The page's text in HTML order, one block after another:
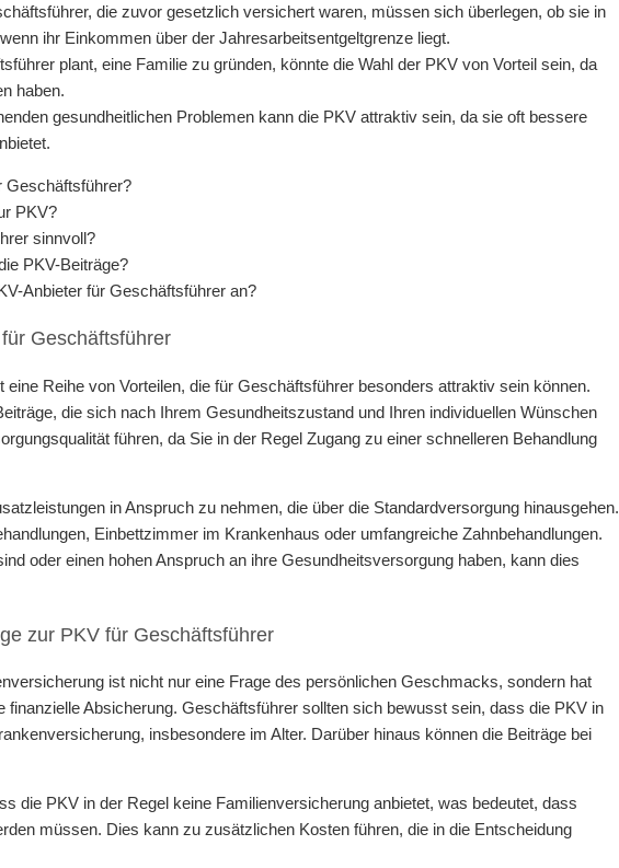
die zuvor gesetzlich versichert waren, müssen sich überlegen, ob sie in
ihr Einkommen über der Jahresarbeitsentgeltgrenze liegt.
plant, eine Familie zu gründen, könnte die Wahl der PKV von Vorteil sein, da
haben.
gesundheitlichen Problemen kann die PKV attraktiv sein, da sie oft bessere
Geschäftsführer?
PKV?
sinnvoll?
PKV-Beiträge?
Anbieter für Geschäftsführer an?
Geschäftsführer
eine Reihe von Vorteilen, die für Geschäftsführer besonders attraktiv sein können.
die sich nach Ihrem Gesundheitszustand und Ihren individuellen Wünschen
führen, da Sie in der Regel Zugang zu einer schnelleren Behandlung
in Anspruch zu nehmen, die über die Standardversorgung hinausgehen.
Einbettzimmer im Krankenhaus oder umfangreiche Zahnbehandlungen.
oder einen hohen Anspruch an ihre Gesundheitsversorgung haben, kann dies
zur PKV für Geschäftsführer
ist nicht nur eine Frage des persönlichen Geschmacks, sondern hat
finanzielle Absicherung. Geschäftsführer sollten sich bewusst sein, dass die PKV in
insbesondere im Alter. Darüber hinaus können die Beiträge bei
die PKV in der Regel keine Familienversicherung anbietet, was bedeutet, dass
müssen. Dies kann zu zusätzlichen Kosten führen, die in die Entscheidung